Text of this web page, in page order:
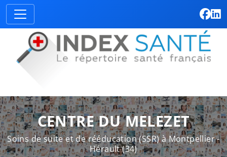
CENTRE DU MELEZET
Soins de suite et de rééducation (SSR) à Montpellier -
Hérault (34)